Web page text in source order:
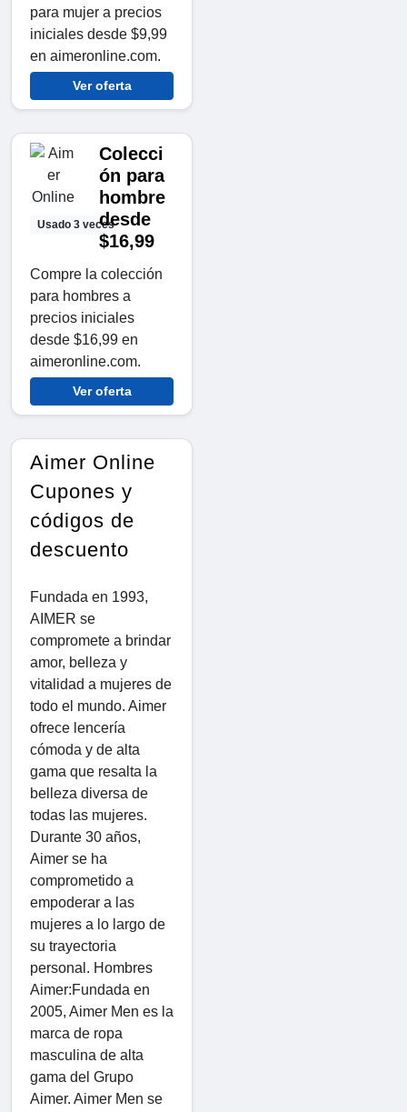
para mujer a precios
iniciales desde $9,99
en aimeronline.com.
Ver oferta
Usado 3 veces
Colecci
ón para
hombre
desde
$16,99
Compre la colección
para hombres a
precios iniciales
desde $16,99 en
aimeronline.com.
Ver oferta
Aimer Online
Cupones y
códigos de
descuento
Fundada en 1993,
AIMER se
compromete a brindar
amor, belleza y
vitalidad a mujeres de
todo el mundo. Aimer
ofrece lencería
cómoda y de alta
gama que resalta la
belleza diversa de
todas las mujeres.
Durante 30 años,
Aimer se ha
comprometido a
empoderar a las
mujeres a lo largo de
su trayectoria
personal. Hombres
Aimer:Fundada en
2005, Aimer Men es la
marca de ropa
masculina de alta
gama del Grupo
Aimer. Aimer Men se